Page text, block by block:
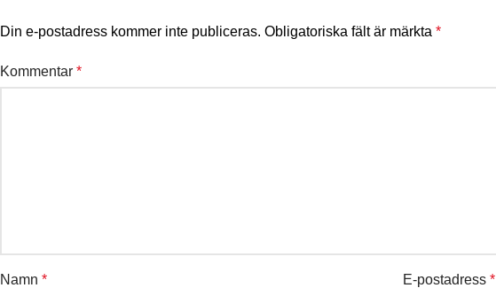
Din e-postadress kommer inte publiceras. Obligatoriska fält är märkta *
Kommentar *
Namn * E-postadress*